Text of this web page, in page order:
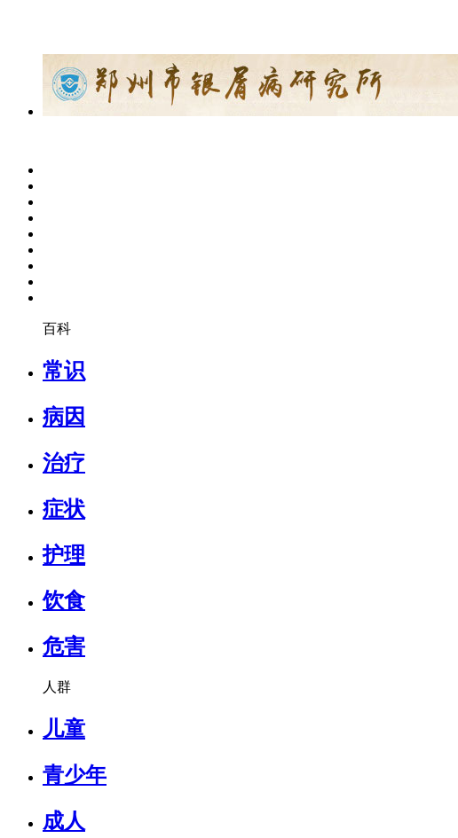
百科
常识
病因
治疗
症状
护理
饮食
危害
人群
儿童
青少年
成人